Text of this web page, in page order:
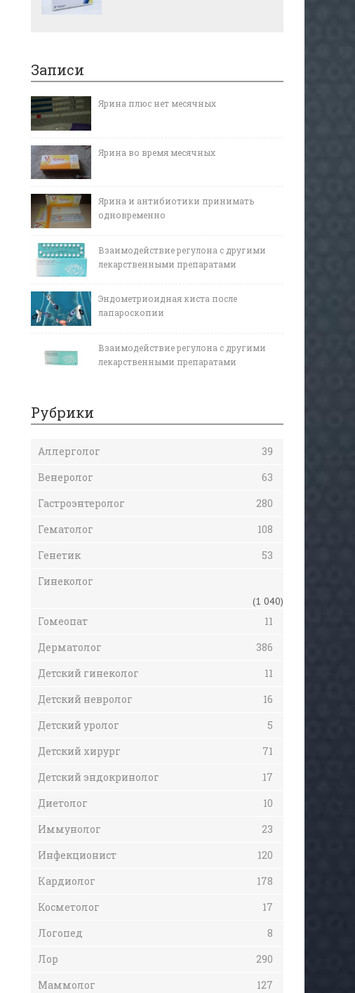
Записи
Ярина плюс нет месячных
Ярина во время месячных
Ярина и антибиотики принимать
одновременно
Взаимодействие регулона с другими
лекарственными препаратами
Эндометриоидная киста после
лапароскопии
Взаимодействие регулона с другими
лекарственными препаратами
Рубрики
Аллерголог
39
Венеролог
63
Гастроэнтеролог
280
Гематолог
108
Генетик
53
Гинеколог
(1 040)
Гомеопат
11
Дерматолог
386
Детский гинеколог
11
Детский невролог
16
Детский уролог
5
Детский хирург
71
Детский эндокринолог
17
Диетолог
10
Иммунолог
23
Инфекционист
120
Кардиолог
178
Косметолог
17
Логопед
8
Лор
290
Маммолог
127